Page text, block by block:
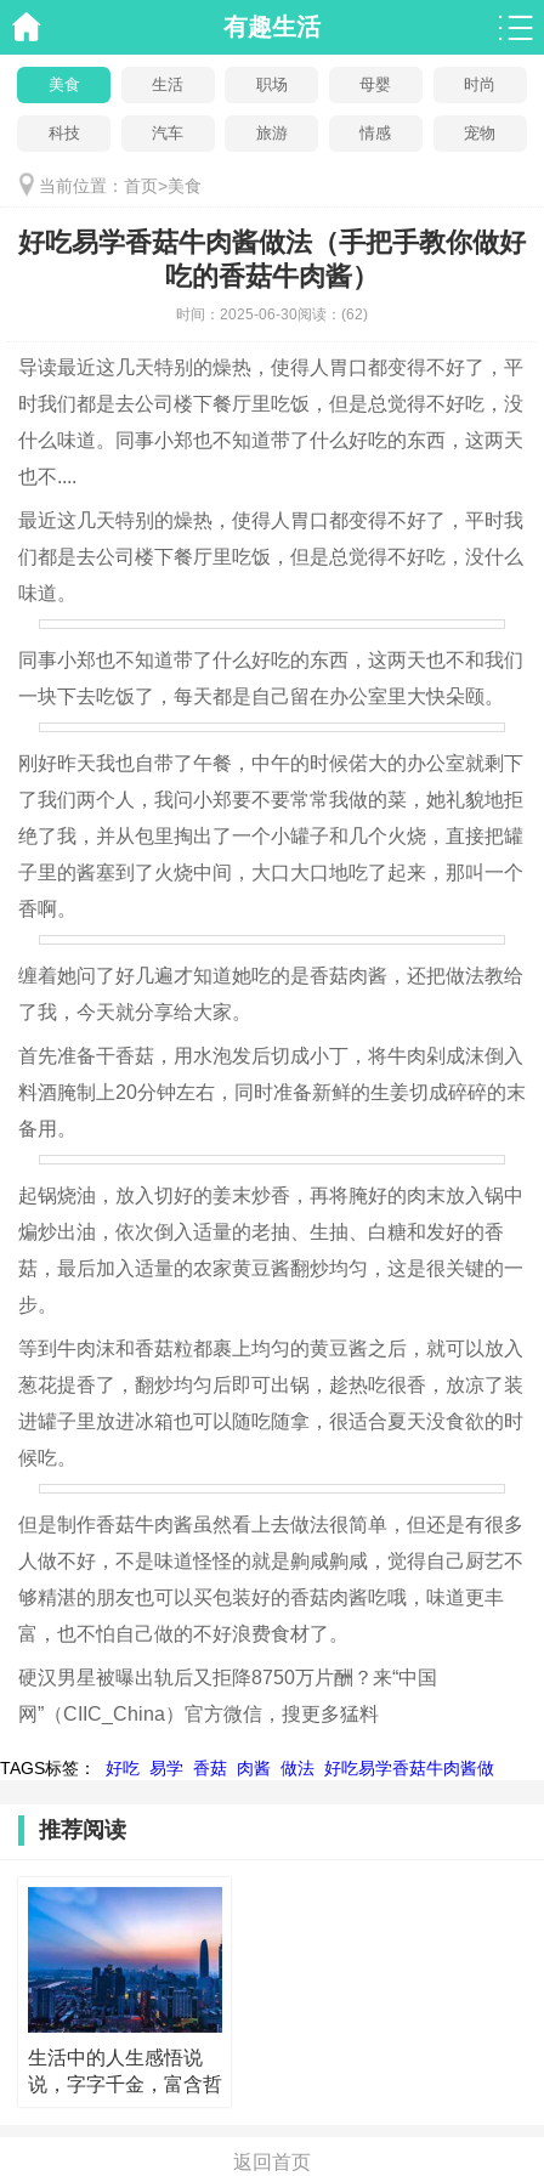
有趣生活
美食 生活 职场 母婴 时尚
科技 汽车 旅游 情感 宠物
当前位置： 首页>美食
好吃易学香菇牛肉酱做法（手把手教你做好
吃的香菇牛肉酱）
时间： 2025-06-30阅读： (62)
导读最近这几天特别的燥热，使得人胃口都变得不好了，平
时我们都是去公司楼下餐厅里吃饭，但是总觉得不好吃，没
什么味道。同事小郑也不知道带了什么好吃的东西，这两天
也不....
最近这几天特别的燥热，使得人胃口都变得不好了，平时我
们都是去公司楼下餐厅里吃饭，但是总觉得不好吃，没什么
味道。
同事小郑也不知道带了什么好吃的东西，这两天也不和我们
一块下去吃饭了，每天都是自己留在办公室里大快朵颐。
刚好昨天我也自带了午餐，中午的时候偌大的办公室就剩下
了我们两个人，我问小郑要不要常常我做的菜，她礼貌地拒
绝了我，并从包里掏出了一个小罐子和几个火烧，直接把罐
子里的酱塞到了火烧中间，大口大口地吃了起来，那叫一个
香啊。
缠着她问了好几遍才知道她吃的是香菇肉酱，还把做法教给
了我，今天就分享给大家。
首先准备干香菇，用水泡发后切成小丁，将牛肉剁成沫倒入
料酒腌制上20分钟左右，同时准备新鲜的生姜切成碎碎的末
备用。
起锅烧油，放入切好的姜末炒香，再将腌好的肉末放入锅中
煸炒出油，依次倒入适量的老抽、生抽、白糖和发好的香
菇，最后加入适量的农家黄豆酱翻炒均匀，这是很关键的一
步。
等到牛肉沫和香菇粒都裹上均匀的黄豆酱之后，就可以放入
葱花提香了，翻炒均匀后即可出锅，趁热吃很香，放凉了装
进罐子里放进冰箱也可以随吃随拿，很适合夏天没食欲的时
候吃。
但是制作香菇牛肉酱虽然看上去做法很简单，但还是有很多
人做不好，不是味道怪怪的就是齁咸齁咸，觉得自己厨艺不
够精湛的朋友也可以买包装好的香菇肉酱吃哦，味道更丰
富，也不怕自己做的不好浪费食材了。
硬汉男星被曝出轨后又拒降8750万片酬？来“中国
网”（CIIC_China）官方微信，搜更多猛料
TAGS标签： 好吃 易学 香菇 肉酱 做法 好吃易学香菇牛肉酱做
推荐阅读
生活中的人生感悟说
说，字字千金，富含哲
返回首页